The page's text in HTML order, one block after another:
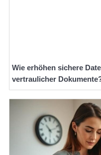
Wie erhöhen sichere
vertraulicher